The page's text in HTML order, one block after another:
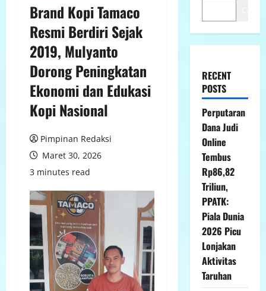
Brand Kopi Tamaco
Resmi Berdiri Sejak
2019, Mulyanto
Dorong Peningkatan
Ekonomi dan Edukasi
Kopi Nasional
Pimpinan Redaksi
Maret 30, 2026
3 minutes read
RECENT
POSTS
Perputaran
Dana Judi
Online
Tembus
Rp86,82
Triliun,
PPATK:
Piala Dunia
2026 Picu
Lonjakan
Aktivitas
Taruhan